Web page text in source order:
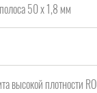
50 х 1,8 мм
высокой плотности